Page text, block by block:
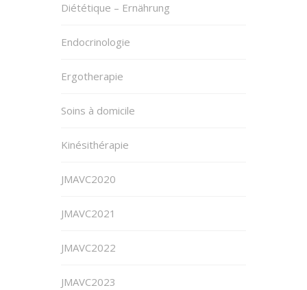
Diététique – Ernährung
Endocrinologie
Ergotherapie
Soins à domicile
Kinésithérapie
JMAVC2020
JMAVC2021
JMAVC2022
JMAVC2023